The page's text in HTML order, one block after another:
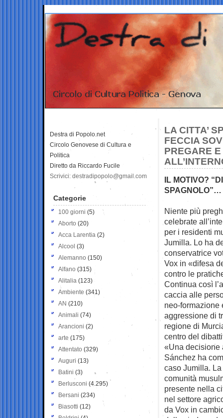
LA CITTA’
FECCIA
PREGARE
IL MOTIVO?
SPAGNOLO”…
Niente più
celebrate
per i residenti
Jumilla. Lo ha
conservatrice
Vox in «difesa
contro le
Continua così
caccia alle
neo-formazione
aggressione di
regione di
centro del
«Una decisione
Sánchez ha
caso Jumilla.
comunità
presente nella
nel settore
da Vox in
Destra di Popolo.net
Circolo Genovese di Cultura e
Politica
Diretto da Riccardo Fucile
Scrivici: destradipopolo@gmail.com
Categorie
100 giorni (5)
Aborto (20)
Acca Larentia (2)
Alcool (3)
Alemanno (150)
Alfano (315)
Alitalia (123)
Ambiente (341)
AN (210)
Animali (74)
Arancioni (2)
arte (175)
Attentato (329)
Auguri (13)
Batini (3)
Berlusconi (4.295)
Bersani (234)
Biasotti (12)